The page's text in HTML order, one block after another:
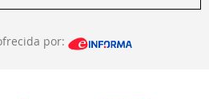
por: